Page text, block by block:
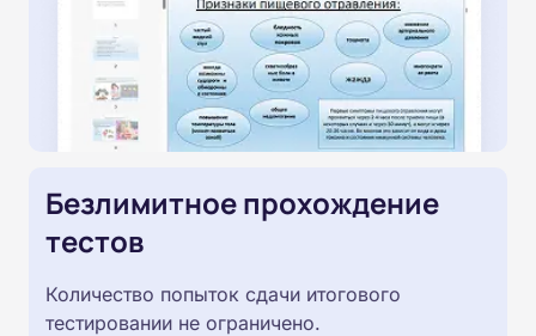
Безлимитное прохождение
тестов
Количество попыток сдачи итогового
тестировании не ограничено.